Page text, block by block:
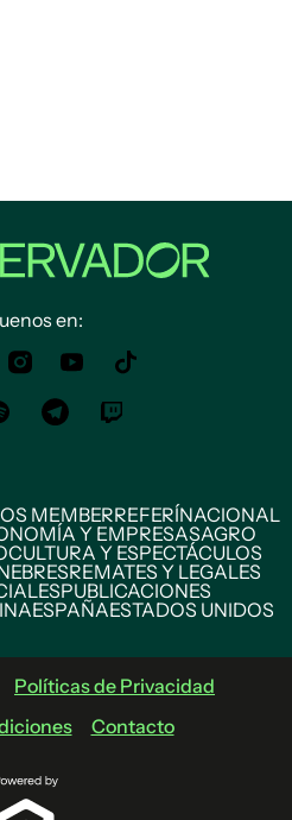
en:
MEMBERREFERÍNACIONAL
Y EMPRESASAGRO
CULTURA Y ESPECTÁCULOS
REMATES Y LEGALES
PUBLICACIONES
ESPAÑAESTADOS UNIDOS
Políticas de Privacidad
Contacto